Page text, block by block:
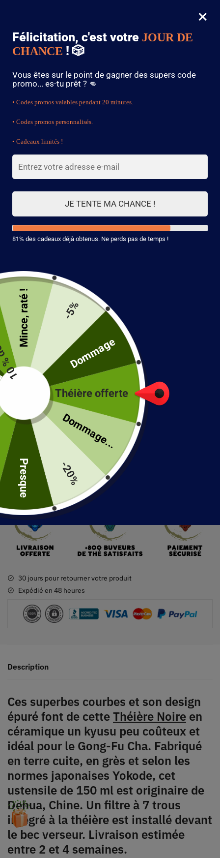
0
🚨 PROMO : -15% DÈS 79€ AVEC LE CODE « SHENRON ». 🚨
Théière en Céramique Noire 150ml
129.90 €
16 en stock
Ajouter au panier
30 jours pour retourner votre produit
Expédié en 48 heures
Description
Ces superbes courbes et son design
épuré font de cetteThéière Noire en
céramique un kyusu peu coûteux et
idéal pour le Gong-Fu Cha. Fabriqué
en terre cuite, en grès et selon les
normes japonaises Yokode, cet
ustensile de 150 ml est originaire de
Dehua, Chine. Un filtre à 7 trous
intégré à la théière est installé devant
le bec verseur. Livraison estimée
entre 2 et 4 semaines.
×
Félicitation, c'est votre JOUR DE
CHANCE ! 🎲
Vous êtes sur le point de gagner des supers code
promo... es-tu prêt ? 👊
• Codes promos valables pendant 20 minutes.
• Codes promos personnalisés.
• Cadeaux limités !
JE TENTE MA CHANCE !
81% des cadeaux déjà obtenus. Ne perds pas de temps !
Théière offerte
Dommage...
-20%
Presque
Mince, raté ! -5%
Dommage